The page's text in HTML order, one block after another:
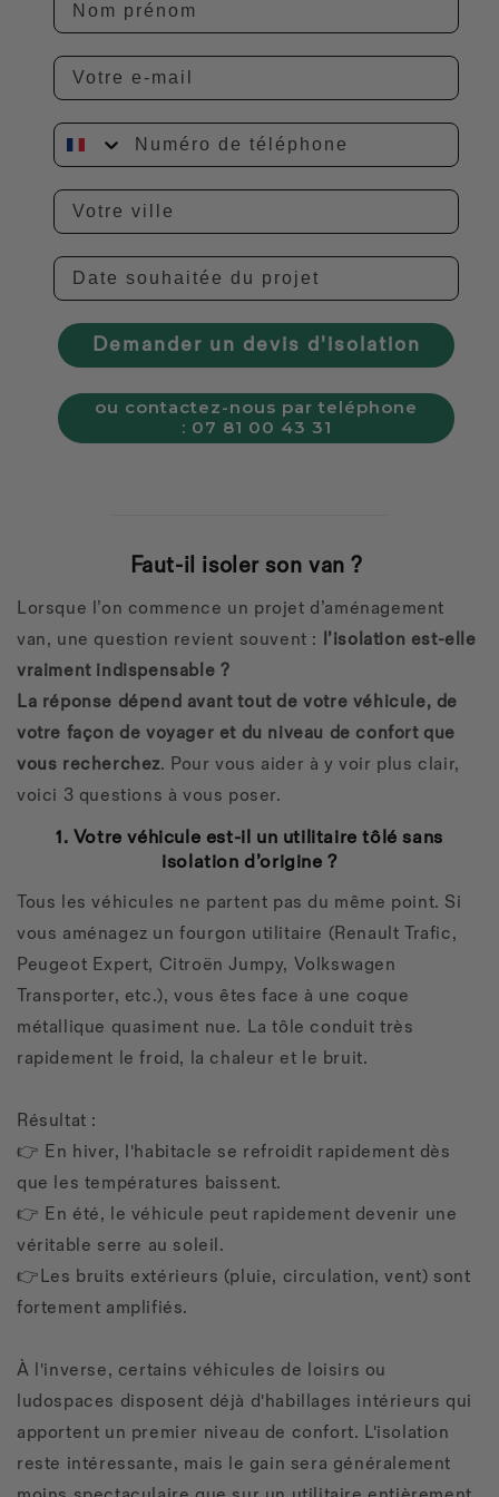
ville
Date souhaitée du projet
Demander un devis d'isolation
ou contactez-nous par teléphone
: 07 81 00 43 31
Faut-il isoler son van ?
Lorsque l’on commence un projet d’aménagement
van, une question revient souvent :
l’isolation est-elle
vraiment indispensable ?
La réponse dépend avant tout de votre véhicule, de
votre façon de voyager et du niveau de confort que
vous recherchez. Pour vous aider à y voir plus clair,
voici 3 questions à vous poser.
1. Votre véhicule est-il un utilitaire tôlé sans
isolation d’origine ?
Tous les véhicules ne partent pas du même point. Si
vous aménagez un fourgon utilitaire (Renault Trafic,
Peugeot Expert, Citroën Jumpy, Volkswagen
Transporter, etc.), vous êtes face à une coque
métallique quasiment nue. La tôle conduit très
rapidement le froid, la chaleur et le bruit.
Résultat :
👉 En hiver, l'habitacle se refroidit rapidement dès
que les températures baissent.
👉 En été, le véhicule peut rapidement devenir une
véritable serre au soleil.
👉Les bruits extérieurs (pluie, circulation, vent) sont
fortement amplifiés.
À l'inverse, certains véhicules de loisirs ou
ludospaces disposent déjà d'habillages intérieurs qui
apportent un premier niveau de confort. L'isolation
reste intéressante, mais le gain sera généralement